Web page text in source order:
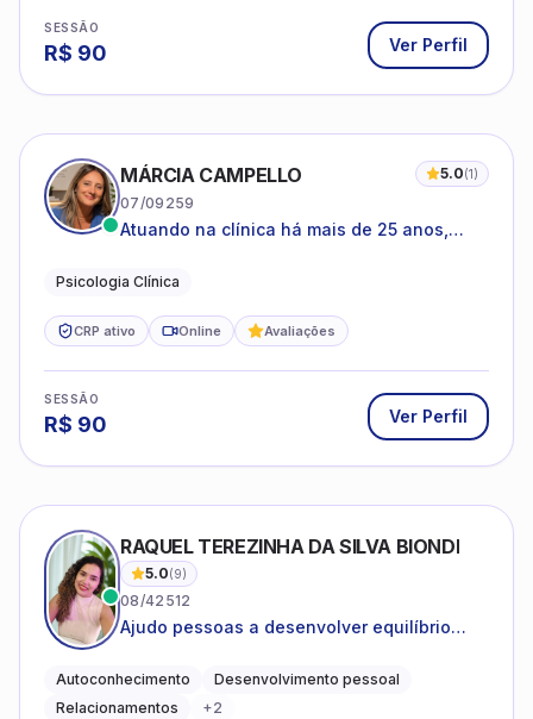
SESSÃO
R$ 90 Ver Perfil
MÁRCIA CAMPELLO 5.0(1)
07/09259
Atuando na clínica há mais de 25 anos,
estruturas, com experiência em
Psicologia Clínica
CRP ativo Online Avaliações
SESSÃO
R$ 90 Ver Perfil
RAQUEL TEREZINHA DA SILVA BIONDI
5.0(9)
08/42512
Ajudo pessoas a desenvolver equilíbrio
Autoconhecimento
Desenvolvimento pessoal
Relacionamentos
+2